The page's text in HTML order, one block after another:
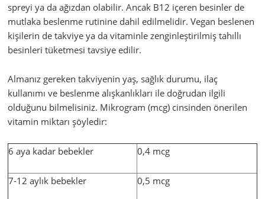
spreyi ya da ağızdan olabilir. Ancak B12 içeren besinler de
mutlaka beslenme rutinine dahil edilmelidir. Vegan beslenen
kişilerin de takviye ya da vitaminle zenginleştirilmiş tahıllı
besinleri tüketmesi tavsiye edilir.
Almanız gereken takviyenin yaş, sağlık durumu, ilaç
kullanımı ve beslenme alışkanlıkları ile doğrudan ilgili
olduğunu bilmelisiniz. Mikrogram (mcg) cinsinden önerilen
vitamin miktarı şöyledir:
6 aya kadar bebekler 0,4 mcg
7-12 aylık bebekler 0,5 mcg